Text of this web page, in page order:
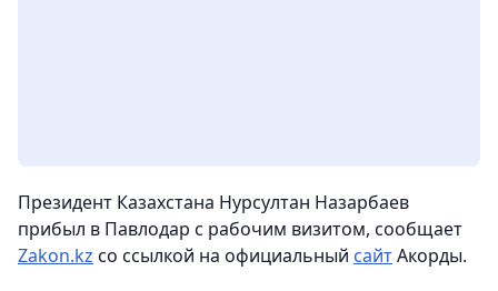
Президент Казахстана Нурсултан Назарбаев
прибыл в Павлодар с рабочим визитом, сообщает
Zakon.kz со ссылкой на официальный сайтАкорды.